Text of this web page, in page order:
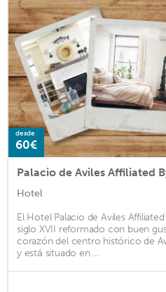
desde
60€
Palacio de Aviles Affiliated
Hotel
El Hotel Palacio de Aviles
siglo XVII reformado con buen
corazón del centro histórico de
y está situado en ...